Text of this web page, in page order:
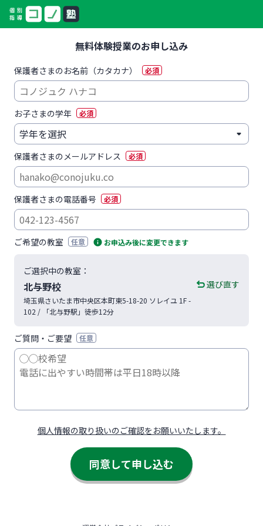
無料体験授業のお申し込み
保護者さまのお名前（カタカナ） 必須
お子さまの学年 必須
保護者さまのメールアドレス 必須
保護者さまの電話番号 必須
ご希望の教室 任意 お申込み後に変更できます
ご選択中の教室：
北与野校
埼玉県さいたま市中央区本町東5-18-20 ソレイユ 1F -
102 / 「北与野駅」徒歩12分
選び直す
ご質問・ご要望 任意
個人情報の取り扱いのご確認をお願いいたします。
同意して申し込む